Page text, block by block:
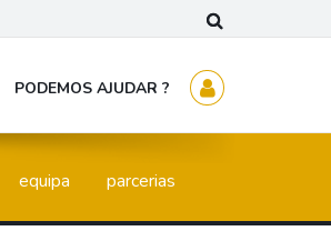
PODEMOS AJUDAR ?
equipa parcerias